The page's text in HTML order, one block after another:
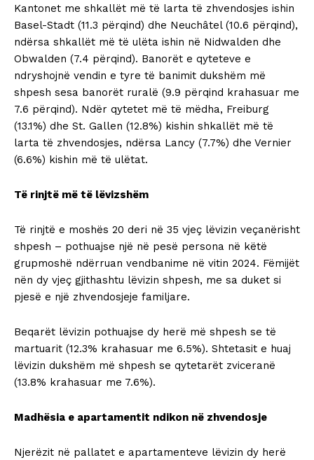
Kantonet me shkallët më të larta të zhvendosjes ishin
Basel-Stadt (11.3 përqind) dhe Neuchâtel (10.6 përqind),
ndërsa shkallët më të ulëta ishin në Nidwalden dhe
Obwalden (7.4 përqind). Banorët e qyteteve e
ndryshojnë vendin e tyre të banimit dukshëm më
shpesh sesa banorët ruralë (9.9 përqind krahasuar me
7.6 përqind). Ndër qytetet më të mëdha, Freiburg
(13.1%) dhe St. Gallen (12.8%) kishin shkallët më të
larta të zhvendosjes, ndërsa Lancy (7.7%) dhe Vernier
(6.6%) kishin më të ulëtat.
Të rinjtë më të lëvizshëm
Të rinjtë e moshës 20 deri në 35 vjeç lëvizin veçanërisht
shpesh – pothuajse një në pesë persona në këtë
grupmoshë ndërruan vendbanime në vitin 2024. Fëmijët
nën dy vjeç gjithashtu lëvizin shpesh, me sa duket si
pjesë e një zhvendosjeje familjare.
Beqarët lëvizin pothuajse dy herë më shpesh se të
martuarit (12.3% krahasuar me 6.5%). Shtetasit e huaj
lëvizin dukshëm më shpesh se qytetarët zviceranë
(13.8% krahasuar me 7.6%).
Madhësia e apartamentit ndikon në zhvendosje
Njerëzit në pallatet e apartamenteve lëvizin dy herë